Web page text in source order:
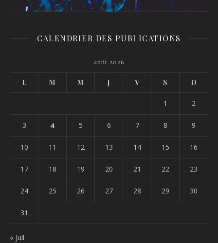
CALENDRIER DES PUBLICATIONS
août 2026
L M M J V S D
1 2
3 4 5 6 7 8 9
10 11 12 13 14 15 16
17 18 19 20 21 22 23
24 25 26 27 28 29 30
31
« Juil